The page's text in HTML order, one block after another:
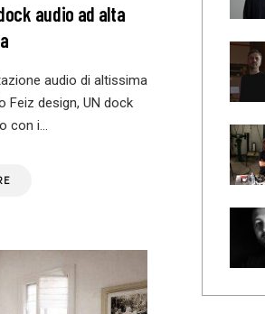
audio ad alta
audio di altissima
Feiz design, UN dock
con i…